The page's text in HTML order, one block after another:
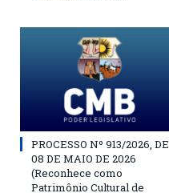
PROCESSO Nº 913/2026, DE
08 DE MAIO DE 2026
(Reconhece como
Patrimônio Cultural de